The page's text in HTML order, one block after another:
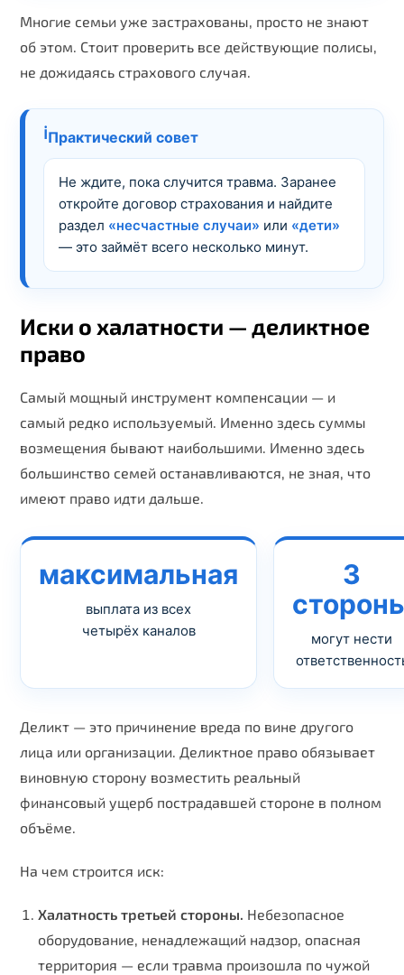
Многие семьи уже застрахованы, просто не знают
об этом. Стоит проверить все действующие полисы,
не дожидаясь страхового случая.
ℹ️Практический совет
Не ждите, пока случится травма. Заранее
откройте договор страхования и найдите
раздел «несчастные случаи» или «дети»
— это займёт всего несколько минут.
Иски о халатности — деликтное
право
Самый мощный инструмент компенсации — и
самый редко используемый. Именно здесь суммы
возмещения бывают наибольшими. Именно здесь
большинство семей останавливаются, не зная, что
имеют право идти дальше.
максимальная
выплата из всех
четырёх каналов
3
могут нести
Деликт — это причинение вреда по вине другого
лица или организации. Деликтное право обязывает
виновную сторону возместить реальный
финансовый ущерб пострадавшей стороне в полном
объёме.
На чем строится иск:
Халатность третьей стороны. Небезопасное
оборудование, ненадлежащий надзор, опасная
территория — если травма произошла по чужой